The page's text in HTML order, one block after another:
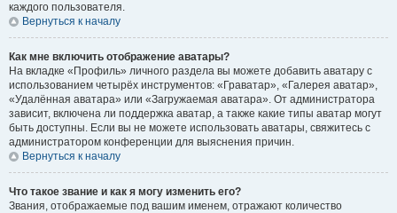
каждого пользователя.
Вернуться к началу
Как мне включить отображение аватары?
На вкладке «Профиль» личного раздела вы можете добавить аватару с
использованием четырёх инструментов: «Граватар», «Галерея аватар»,
«Удалённая аватара» или «Загружаемая аватара». От администратора
зависит, включена ли поддержка аватар, а также какие типы аватар могут
быть доступны. Если вы не можете использовать аватары, свяжитесь с
администратором конференции для выяснения причин.
Вернуться к началу
Что такое звание и как я могу изменить его?
Звания, отображаемые под вашим именем, отражают количество